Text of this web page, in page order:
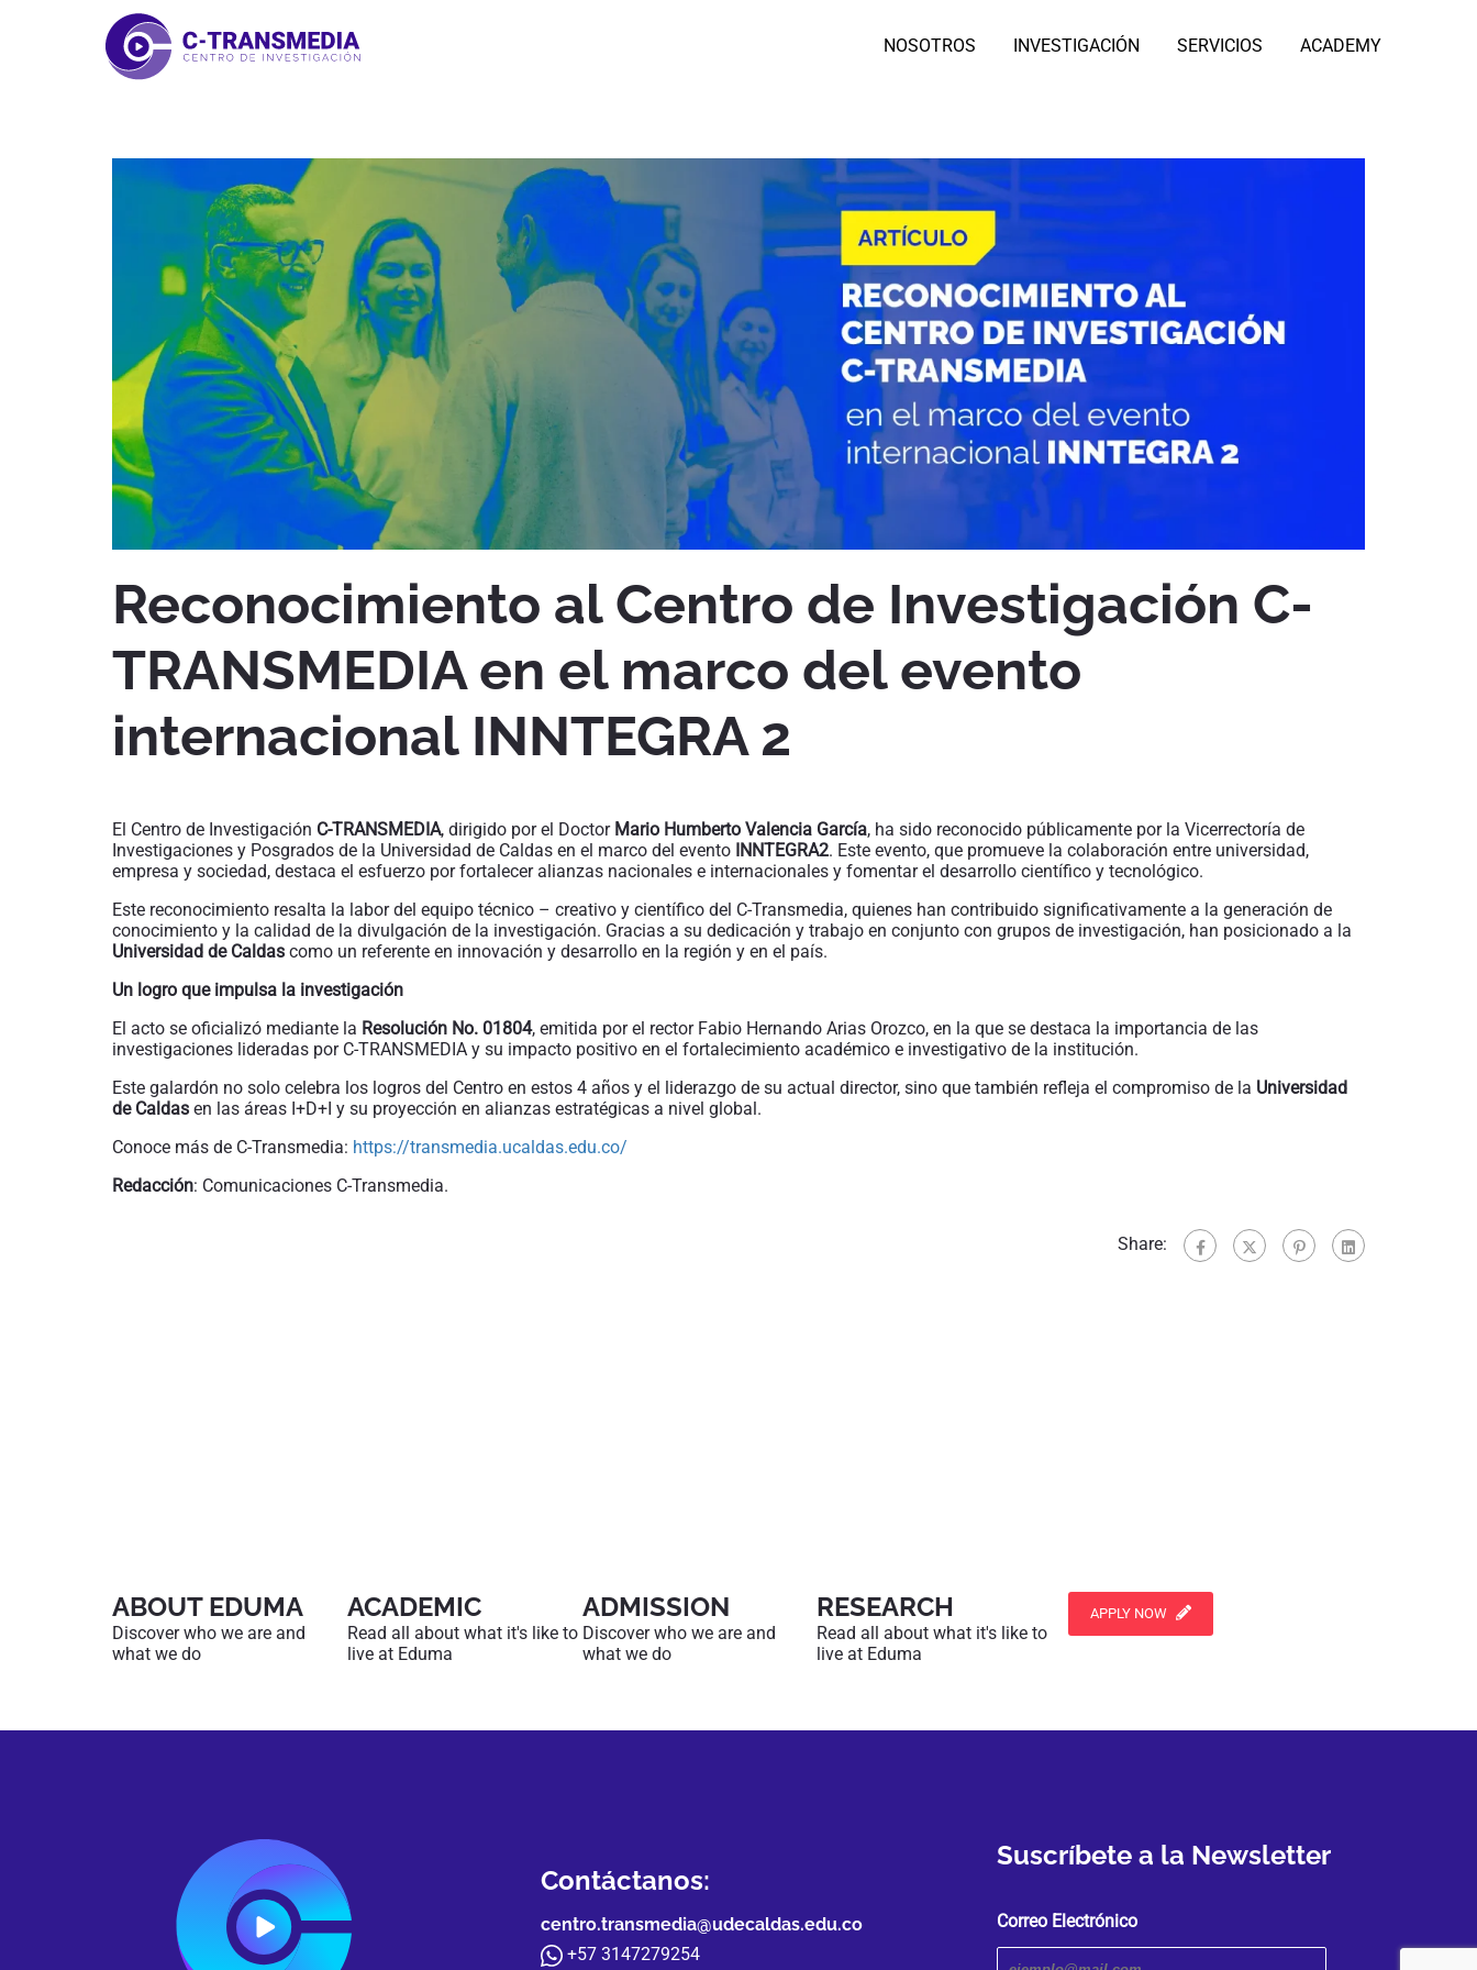
NOSOTROS INVESTIGACIÓN SERVICIOS ACADEMY
Reconocimiento al Centro de Investigación C-
TRANSMEDIA en el marco del evento
internacional INNTEGRA 2
El Centro de Investigación C-TRANSMEDIA, dirigido por el Doctor Mario Humberto Valencia García, ha sido reconocido públicamente por la Vicerrectoría de
Investigaciones y Posgrados de la Universidad de Caldas en el marco del evento INNTEGRA2. Este evento, que promueve la colaboración entre universidad,
empresa y sociedad, destaca el esfuerzo por fortalecer alianzas nacionales e internacionales y fomentar el desarrollo científico y tecnológico.
Este reconocimiento resalta la labor del equipo técnico – creativo y científico del C-Transmedia, quienes han contribuido significativamente a la generación de
conocimiento y la calidad de la divulgación de la investigación. Gracias a su dedicación y trabajo en conjunto con grupos de investigación, han posicionado a la
Universidad de Caldas como un referente en innovación y desarrollo en la región y en el país.
Un logro que impulsa la investigación
El acto se oficializó mediante la Resolución No. 01804, emitida por el rector Fabio Hernando Arias Orozco, en la que se destaca la importancia de las
investigaciones lideradas por C-TRANSMEDIA y su impacto positivo en el fortalecimiento académico e investigativo de la institución.
Este galardón no solo celebra los logros del Centro en estos 4 años y el liderazgo de su actual director, sino que también refleja el compromiso de la Universidad
de Caldas en las áreas I+D+I y su proyección en alianzas estratégicas a nivel global.
Conoce más de C-Transmedia: https://transmedia.ucaldas.edu.co/
Redacción: Comunicaciones C-Transmedia.
Share:
ABOUT EDUMA
Discover who we are and
what we do
ACADEMIC
Read all about what it's like to
live at Eduma
ADMISSION
Discover who we are and
what we do
RESEARCH
Read all about what it's like to
live at Eduma
APPLY NOW
Contáctanos:
centro.transmedia@udecaldas.edu.co
+57 3147279254
Suscríbete a la Newsletter
Correo Electrónico